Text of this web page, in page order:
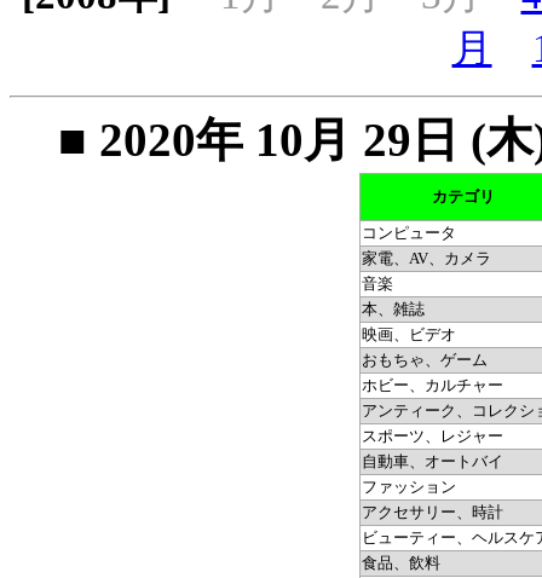
月
■ 2020年 10月 29日 (
カテゴリ
コンピュータ
家電、AV、カメラ
音楽
本、雑誌
映画、ビデオ
おもちゃ、ゲーム
ホビー、カルチャー
アンティーク、コレクシ
スポーツ、レジャー
自動車、オートバイ
ファッション
アクセサリー、時計
ビューティー、ヘルスケ
食品、飲料